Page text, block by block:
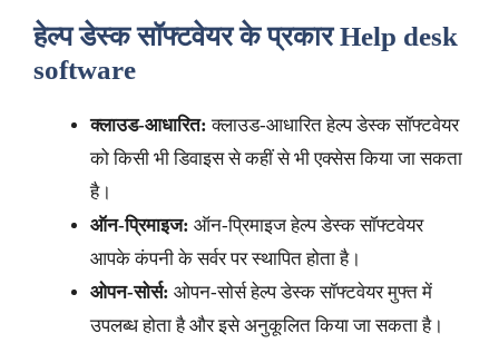
हेल्प डेस्क सॉफ्टवेयर के प्रकारHelp desk
software
क्लाउड-आधारित: क्लाउड-आधारित हेल्प डेस्क सॉफ्टवेयर
को किसी भी डिवाइस से कहीं से भी एक्सेस किया जा सकता
है।
ऑन-प्रिमाइज: ऑन-प्रिमाइज हेल्प डेस्क सॉफ्टवेयर
आपके कंपनी के सर्वर पर स्थापित होता है।
ओपन-सोर्स: ओपन-सोर्स हेल्प डेस्क सॉफ्टवेयर मुफ्त में
उपलब्ध होता है और इसे अनुकूलित किया जा सकता है।